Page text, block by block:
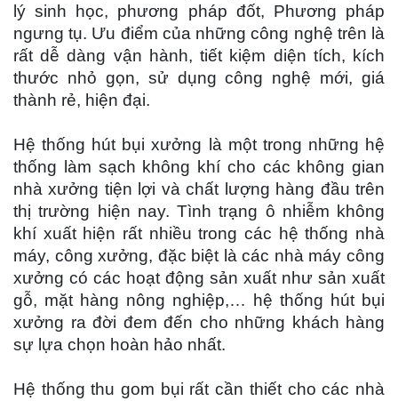
lý sinh học, phương pháp đốt, Phương pháp
ngưng tụ. Ưu điểm của những công nghệ trên là
rất dễ dàng vận hành, tiết kiệm diện tích, kích
thước nhỏ gọn, sử dụng công nghệ mới, giá
thành rẻ, hiện đại.
Hệ thống hút bụi xưởng là một trong những hệ
thống làm sạch không khí cho các không gian
nhà xưởng tiện lợi và chất lượng hàng đầu trên
thị trường hiện nay. Tình trạng ô nhiễm không
khí xuất hiện rất nhiều trong các hệ thống nhà
máy, công xưởng, đặc biệt là các nhà máy công
xưởng có các hoạt động sản xuất như sản xuất
gỗ, mặt hàng nông nghiệp,… hệ thống hút bụi
xưởng ra đời đem đến cho những khách hàng
sự lựa chọn hoàn hảo nhất.
Hệ thống thu gom bụi rất cần thiết cho các nhà